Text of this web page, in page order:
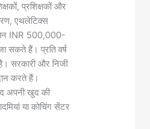
प्रशिक्षकों और
एथलेटिक्स
INR 500,000-
सकते हैं। प्रति वर्ष
सरकारी और निजी
करते हैं।
अपनी खुद की
या कोचिंग सेंटर